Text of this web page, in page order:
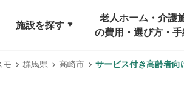
施設を探す
老人ホーム・介護
の費用・選び方・手
モ 群馬県 高崎市 サービス付き高齢者向